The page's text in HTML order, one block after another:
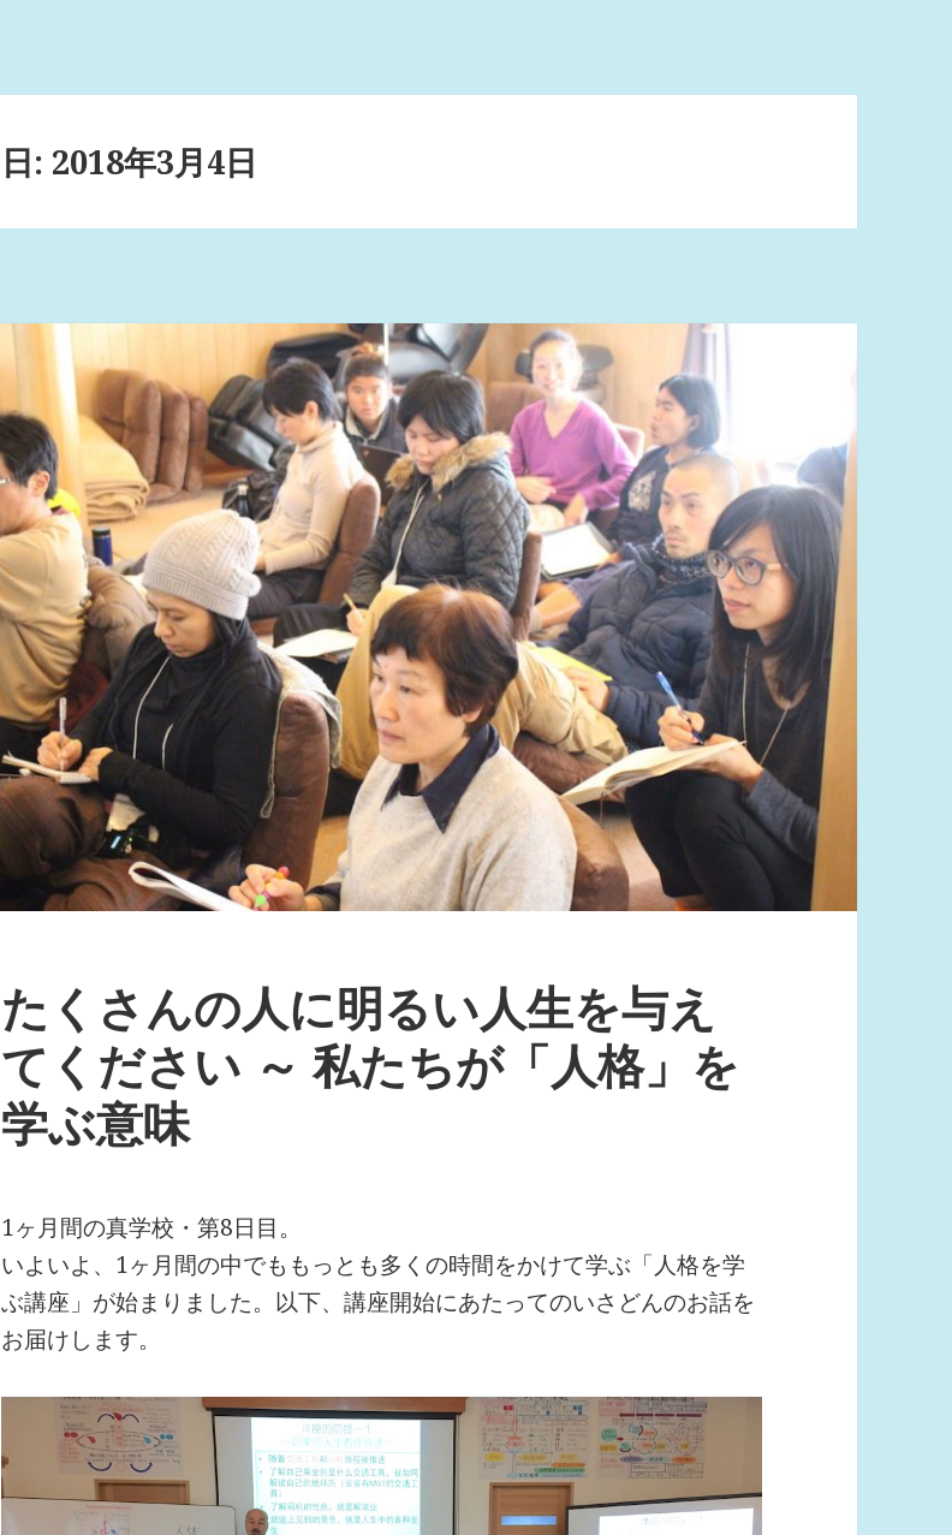
日: 2018年3月4日
たくさんの人に明るい人生を与え
てください ～ 私たちが「人格」を
学ぶ意味
1ヶ月間の真学校・第8日目。
いよいよ、1ヶ月間の中でももっとも多くの時間をかけて学ぶ「人格を学
ぶ講座」が始まりました。以下、講座開始にあたってのいさどんのお話を
お届けします。